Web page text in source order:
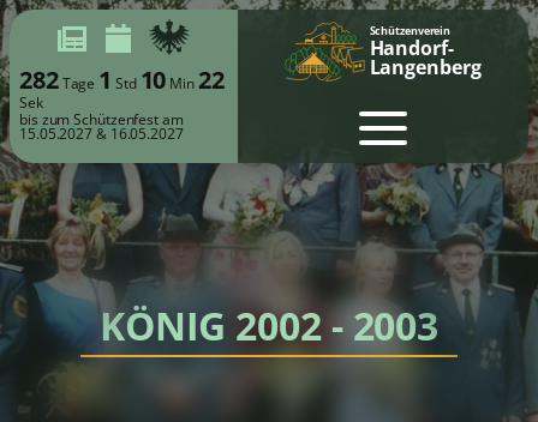
Schützenverein
Handorf-
Langenberg
282Tage 1 Std 10 Min22
Sek
bis zum Schützenfest am
15.05.2027 & 16.05.2027
KÖNIG 2002 - 2003